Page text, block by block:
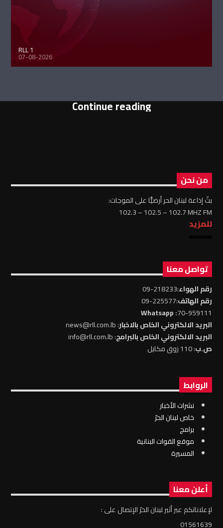
RLL 1
07-08-2026
Continue reading
من نحن
بثّ إذاعة لبنان الحر أرضيًّا على الموجات:
102.3 – 102.5 – 102.7 MHZ FM
للمزيد
تواصل معنا
رقم الهواء:218233-09
رقم الهاتف:225577-09
70-959111
: Whatsapp
البريد الالكتروني الخاص بالاخبار: news@rll.com.lb
البريد الالكتروني الخاص بالبرامج: info@rll.com.lb
ص.ب: 110 زوق مكايل
الروابط
نشرات الأخبار
خاص لبنان الحرّ
برامج
موقع القوات البنانية
المسيرة
أعلن معنا
لإعلاناتكم عبر أثير لبنان الحرّ الإتصال على :
01561639